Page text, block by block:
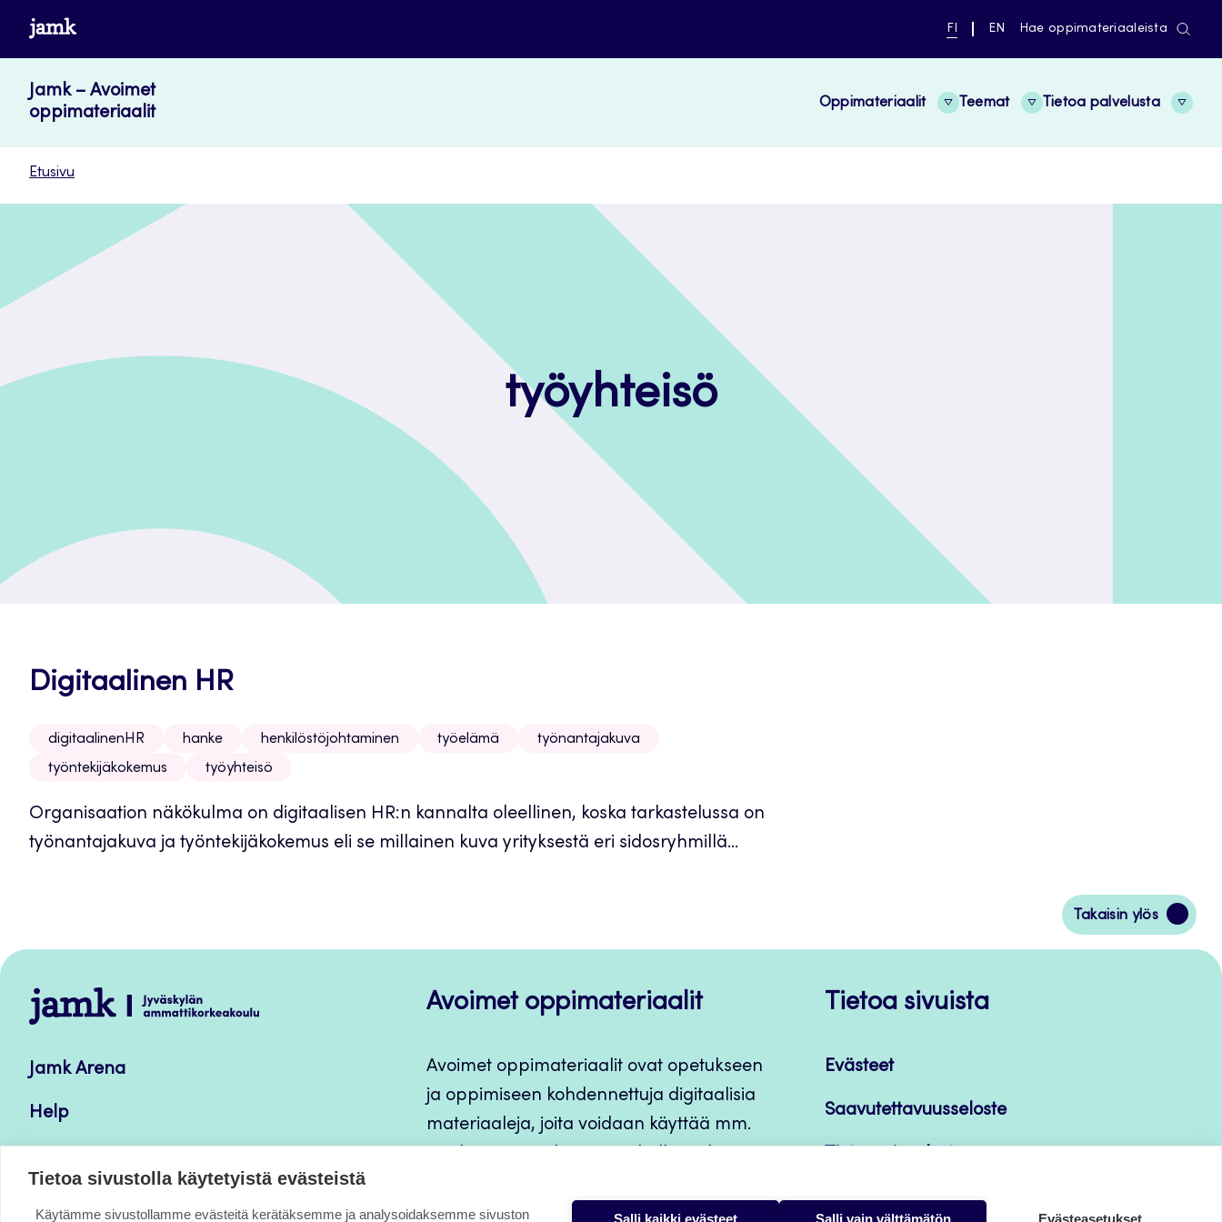
Siirry
sisältöön
www.jamk.fi
NYKYINEN
SUOMI
FI
VAIHDA
ENGLISH
EN Hae oppimateriaaleista
Jamk – Avoimet
oppimateriaalit
Oppimateriaalit Teemat Tietoa palvelusta
Etusivu
työyhteisö
Digitaalinen HR
digitaalinenHR hanke henkilöstöjohtaminen työelämä
työnantajakuva
työntekijäkokemus
työyhteisö
Organisaation näkökulma on digitaalisen HR:n kannalta oleellinen, koska tarkastelussa on
työnantajakuva ja työntekijäkokemus eli se millainen kuva yrityksestä eri sidosryhmillä...
Takaisin ylös
Siirry
takaisin
Jamk
–
Avoimet
Jamk Arena
Help
Avoimet oppimateriaalit
Avoimet oppimateriaalit ovat opetukseen
ja oppimiseen kohdennettuja digitaalisia
materiaaleja, joita voidaan käyttää mm.
Tietoa sivuista
Evästeet
Saavutettavuusseloste
Tietoa sivustolla käytetyistä evästeistä
Käytämme sivustollamme evästeitä kerätäksemme ja analysoidaksemme sivuston Salli kaikki evästeet Salli vain välttämätön Evästeasetukset